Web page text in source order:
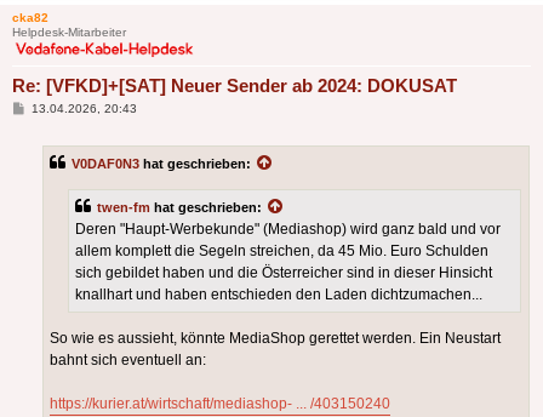
cka82
Helpdesk-Mitarbeiter
Re: [VFKD]+[SAT] Neuer Sender ab 2024: DOKUSAT
Beitrag
13.04.2026, 20:43
V0DAF0N3 hat geschrieben:
twen-fm hat geschrieben:
Deren "Haupt-Werbekunde" (Mediashop) wird ganz bald und vor
allem komplett die Segeln streichen, da 45 Mio. Euro Schulden
sich gebildet haben und die Österreicher sind in dieser Hinsicht
knallhart und haben entschieden den Laden dichtzumachen...
So wie es aussieht, könnte MediaShop gerettet werden. Ein Neustart
bahnt sich eventuell an:
https://kurier.at/wirtschaft/mediashop- ... /403150240